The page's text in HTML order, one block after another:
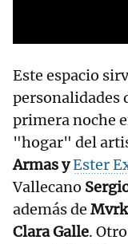
Este espacio
personalidades
primera noche
"hogar" del
Armas yEster
Vallecano
además de
Clara Galle.